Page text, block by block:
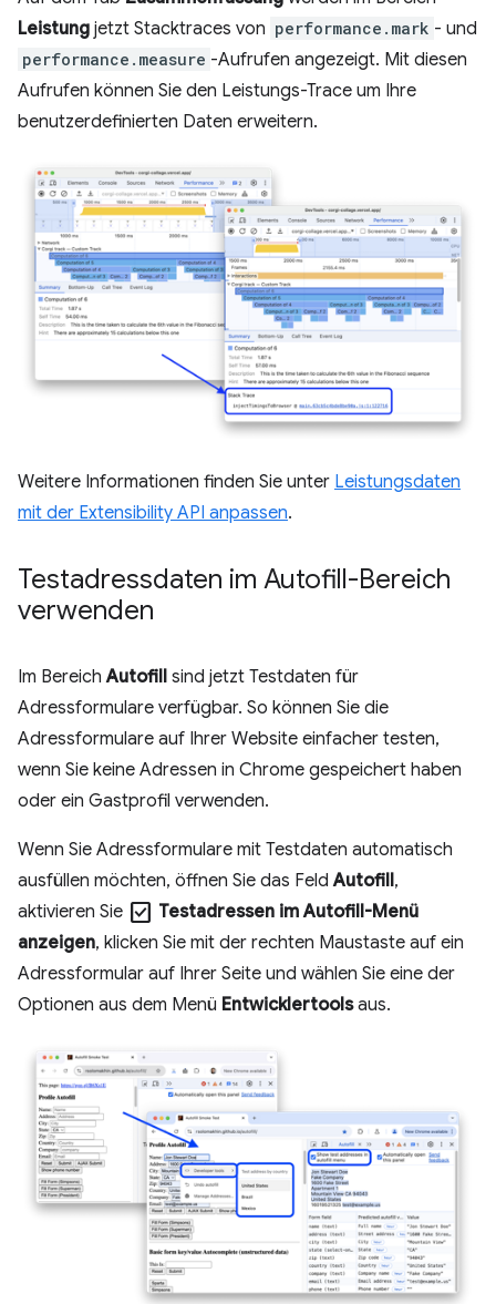
Leistung jetzt Stacktraces von performance.mark - und
performance.measure -Aufrufen angezeigt. Mit diesen
Aufrufen können Sie den Leistungs-Trace um Ihre
benutzerdefinierten Daten erweitern.
Weitere Informationen finden Sie unter Leistungsdaten
mit der Extensibility API anpassen.
Testadressdaten im Autofill-Bereich
verwenden
Im BereichAutofill sind jetzt Testdaten für
Adressformulare verfügbar. So können Sie die
Adressformulare auf Ihrer Website einfacher testen,
wenn Sie keine Adressen in Chrome gespeichert haben
oder ein Gastprofil verwenden.
Wenn Sie Adressformulare mit Testdaten automatisch
ausfüllen möchten, öffnen Sie das FeldAutofill,
aktivieren Sie check_box Testadressen im Autofill-Menü
anzeigen, klicken Sie mit der rechten Maustaste auf ein
Adressformular auf Ihrer Seite und wählen Sie eine der
Optionen aus dem Menü Entwicklertoolsaus.